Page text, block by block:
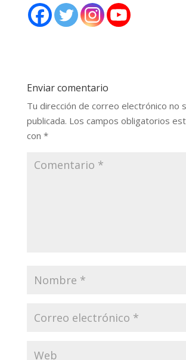
Enviar comentario
Tu dirección de correo electrónico no
publicada. Los campos obligatorios
con *